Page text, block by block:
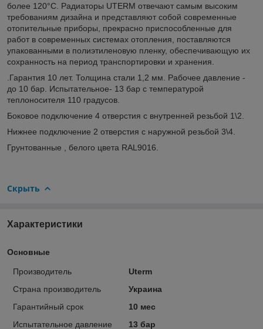
более 120°С. Радиаторы UTERM отвечают самым высоким
требованиям дизайна и представляют собой современные
отопительные приборы, прекрасно приспособленные для
работ в современных системах отопления, поставляются
упакованными в полиэтиленовую пленку, обеспечивающую их
сохранность на период транспортировки и хранения.
.Гарантия 10 лет. Толщина стали 1,2 мм. Рабочее давление -
до 10 бар. Испытательное- 13 бар с температурой
теплоносителя 110 градусов.
Боковое подключение 4 отверстия с внутренней резьбой 1\2.
Нижнее подключение 2 отверстия с наружной резьбой 3\4.
Грунтованные , белого цвета RAL9016.
Скрыть
Характеристики
Основные
Производитель
Uterm
Страна производитель
Украина
Гарантийный срок
10 мес
Испытательное давление
13 бар